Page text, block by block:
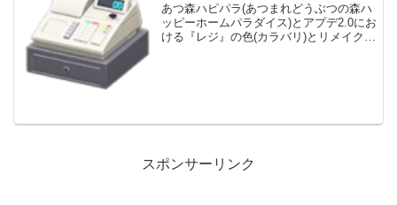
あつ森ハピパラ(あつまれどうぶつの森ハ
ッピーホームパラダイス)とアプデ2.0にお
ける『レジ』の色(カラバリ)とリメイク、
スポンサーリンク